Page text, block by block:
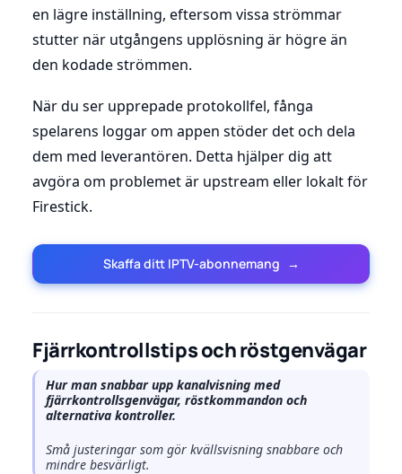
en lägre inställning, eftersom vissa strömmar
stutter när utgångens upplösning är högre än
den kodade strömmen.
När du ser upprepade protokollfel, fånga
spelarens loggar om appen stöder det och dela
dem med leverantören. Detta hjälper dig att
avgöra om problemet är upstream eller lokalt för
Firestick.
Skaffa ditt IPTV-abonnemang →
Fjärrkontrollstips och röstgenvägar
Hur man snabbar upp kanalvisning med
fjärrkontrollsgenvägar, röstkommandon och
alternativa kontroller.
Små justeringar som gör kvällsvisning snabbare och
mindre besvärligt.